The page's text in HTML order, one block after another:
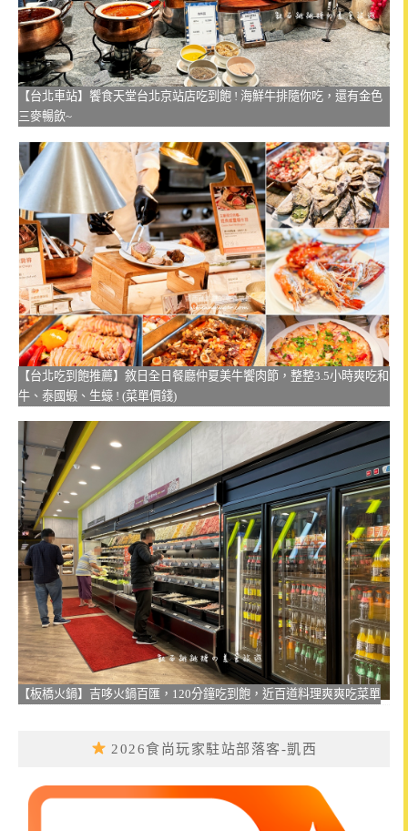
【台北車站】饗食天堂台北京站店吃到飽 ! 海鮮牛排隨你吃，還有金色
三麥暢飲~
【台北吃到飽推薦】敘日全日餐廳仲夏美牛饗肉節，整整3.5小時爽吃和
牛、泰國蝦、生蠔 ! (菜單價錢)
【板橋火鍋】吉哆火鍋百匯，120分鐘吃到飽，近百道料理爽爽吃菜單
2026食尚玩家駐站部落客-凱西